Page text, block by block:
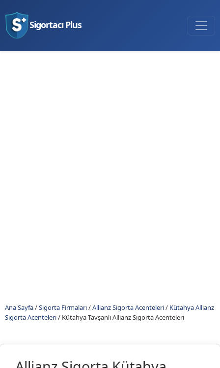
Sigortacı Plus
Ana Sayfa/Sigorta Firmaları/Allianz Sigorta Acenteleri/ Kütahya Allianz
Sigorta Acenteleri/ Kütahya Tavşanlı Allianz Sigorta Acenteleri